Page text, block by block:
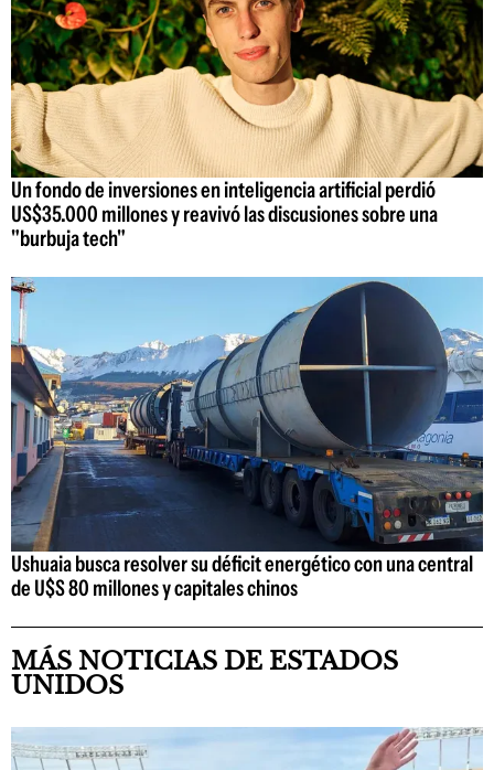
Un fondo de inversiones en inteligencia artificial perdió
US$35.000 millones y reavivó las discusiones sobre una
"burbuja tech"
Ushuaia busca resolver su déficit energético con una central
de U$S 80 millones y capitales chinos
MÁS NOTICIAS DE ESTADOS
UNIDOS